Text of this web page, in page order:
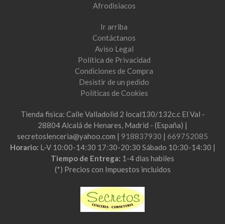
Afrodisiacos
Ir arriba
Contáctanos
Aviso Legal
Política de Privacidad
Condiciones de Compra
Desistir de un pedido
Políticas de Cookies
Tienda fisica: Calle Valladolid 2 local130/132c.c El Val -
28804 Alcalá de Henares, Madrid - (España) |
secretoslenceria@yahoo.com | 918837930 | 669752085
Horario: L-V 10:00-14:30 17:30-20:30 Sábado 10:30-14:30 |
Tiempo de Entrega: 1-4 dias habiles
(*) Precios con Impuestos incluidos